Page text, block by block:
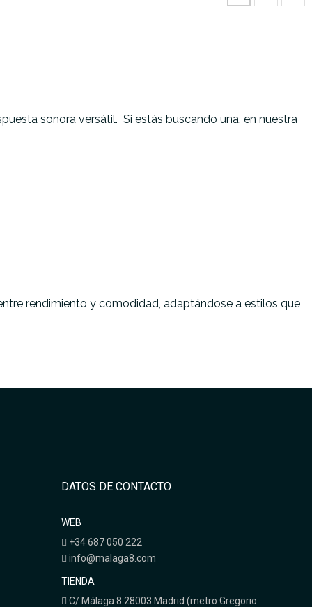
sonora versátil. Si estás buscando una, en nuestra
rendimiento y comodidad, adaptándose a estilos que
DATOS DE CONTACTO
WEB
+34 687 050 222
info@malaga8.com
TIENDA
C/ Málaga 8 28003 Madrid (metro Gregorio